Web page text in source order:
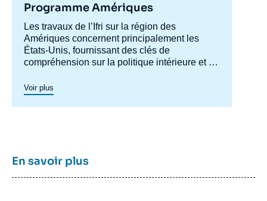
Programme Amériques
Accroche
centre
Les travaux de l’Ifri sur la région des
Amériques concernent principalement les
États-Unis, fournissant des clés de
compréhension sur la politique intérieure et la
appréhender les évolutions de la politique
étrangère et de défense du pays ainsi les
questions transatlantiques et commerciales.
recherche sur le Canada
en 2016, dont les archives restent
accessibles.
Voir plus
En savoir plus